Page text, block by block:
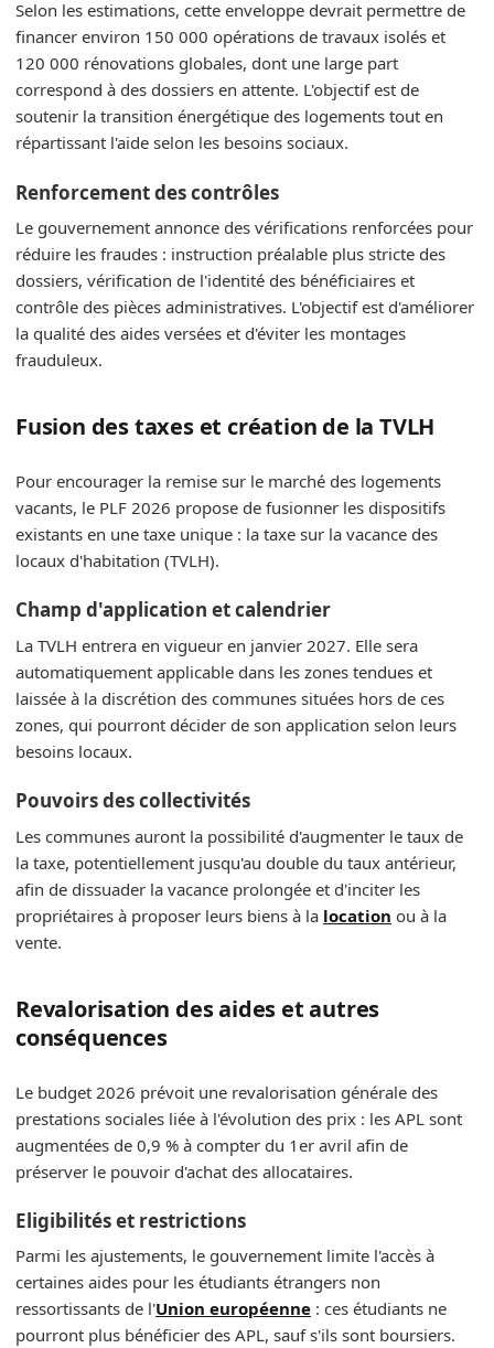
Selon les estimations, cette enveloppe devrait permettre de
financer environ 150 000 opérations de travaux isolés et
120 000 rénovations globales, dont une large part
correspond à des dossiers en attente. L'objectif est de
soutenir la transition énergétique des logements tout en
répartissant l'aide selon les besoins sociaux.
Renforcement des contrôles
Le gouvernement annonce des vérifications renforcées pour
réduire les fraudes : instruction préalable plus stricte des
dossiers, vérification de l'identité des bénéficiaires et
contrôle des pièces administratives. L'objectif est d'améliorer
la qualité des aides versées et d'éviter les montages
frauduleux.
Fusion des taxes et création de la TVLH
Pour encourager la remise sur le marché des logements
vacants, le PLF 2026 propose de fusionner les dispositifs
existants en une taxe unique : la taxe sur la vacance des
locaux d'habitation (TVLH).
Champ d'application et calendrier
La TVLH entrera en vigueur en janvier 2027. Elle sera
automatiquement applicable dans les zones tendues et
laissée à la discrétion des communes situées hors de ces
zones, qui pourront décider de son application selon leurs
besoins locaux.
Pouvoirs des collectivités
Les communes auront la possibilité d'augmenter le taux de
la taxe, potentiellement jusqu'au double du taux antérieur,
afin de dissuader la vacance prolongée et d'inciter les
propriétaires à proposer leurs biens à la location ou à la
vente.
Revalorisation des aides et autres
conséquences
Le budget 2026 prévoit une revalorisation générale des
prestations sociales liée à l'évolution des prix : les APL sont
augmentées de 0,9 % à compter du 1er avril afin de
préserver le pouvoir d'achat des allocataires.
Eligibilités et restrictions
Parmi les ajustements, le gouvernement limite l'accès à
certaines aides pour les étudiants étrangers non
ressortissants de l'Union européenne : ces étudiants ne
pourront plus bénéficier des APL, sauf s'ils sont boursiers.